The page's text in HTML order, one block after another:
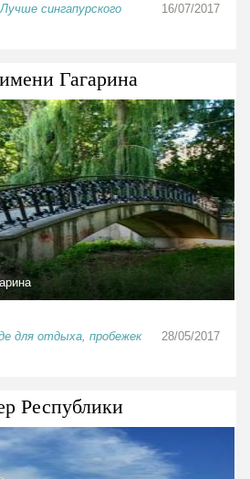
сингапурского
16/07/2017
Гагарина
для отдыха, пробежек
28/05/2017
Республики